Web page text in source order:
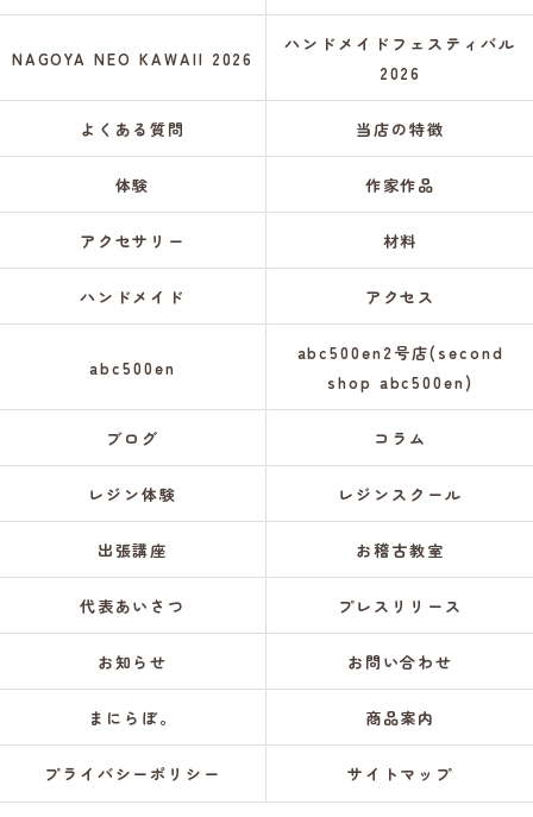
NAGOYA NEO KAWAII 2026
ハンドメイドフェスティバル
2026
よくある質問 当店の特徴
体験 作家作品
アクセサリー 材料
ハンドメイド アクセス
abc500en
abc500en2号店(second
shop abc500en)
ブログ コラム
レジン体験 レジンスクール
出張講座 お稽古教室
代表あいさつ プレスリリース
お知らせ お問い合わせ
まにらぼ。 商品案内
プライバシーポリシー サイトマップ